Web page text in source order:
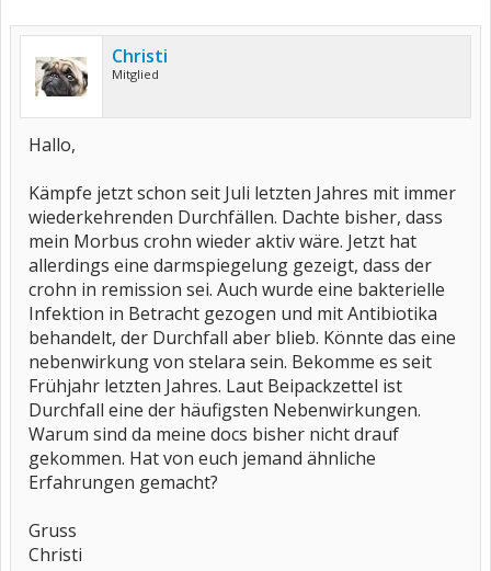
Christi
Mitglied
Hallo,
Kämpfe jetzt schon seit Juli letzten Jahres mit immer
wiederkehrenden Durchfällen. Dachte bisher, dass
mein Morbus crohn wieder aktiv wäre. Jetzt hat
allerdings eine darmspiegelung gezeigt, dass der
crohn in remission sei. Auch wurde eine bakterielle
Infektion in Betracht gezogen und mit Antibiotika
behandelt, der Durchfall aber blieb. Könnte das eine
nebenwirkung von stelara sein. Bekomme es seit
Frühjahr letzten Jahres. Laut Beipackzettel ist
Durchfall eine der häufigsten Nebenwirkungen.
Warum sind da meine docs bisher nicht drauf
gekommen. Hat von euch jemand ähnliche
Erfahrungen gemacht?
Gruss
Christi